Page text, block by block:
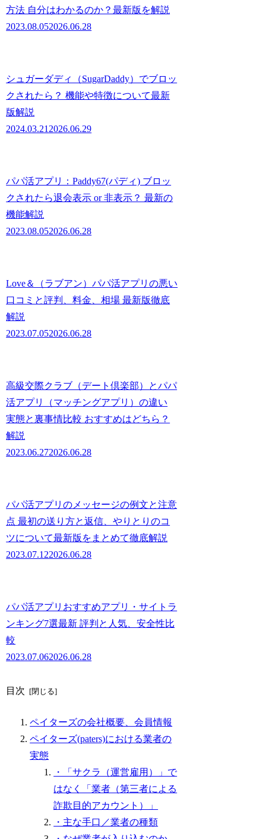
方法 自分はわかるのか？最新版を解説
2023.08.052026.06.28
シュガーダディ（SugarDaddy）でブロッ
クされたら？ 機能や特徴について最新
版解説
2024.03.21 2026.06.29
パパ活アプリ：Paddy67(パディ) ブロッ
クされたら退会表示 or 非表示？ 最新の
機能解説
2023.08.052026.06.28
Love＆（ラブアン）パパ活アプリの悪い
口コミと評判、料金、相場 最新版徹底
解説
2023.07.052026.06.28
高級交際クラブ（デート倶楽部）とパパ
活アプリ（マッチングアプリ）の違い
実態と裏事情比較 おすすめはどちら？
解説
2023.06.272026.06.28
パパ活アプリのメッセージの例文と注意
点 最初の送り方と返信、やりとりのコ
ツについて最新版をまとめて徹底解説
2023.07.122026.06.28
パパ活アプリおすすめアプリ・サイトラ
ンキング7選最新 評判と人気、安全性比
較
2023.07.062026.06.28
目次
ペイターズの会社概要、会員情報
ペイターズ(paters)における業者の
実態
・「サクラ（運営雇用）」で
はなく「業者（第三者による
詐欺目的アカウント）」
・主な手口／業者の種類